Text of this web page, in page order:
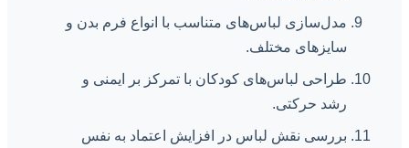
مدل‌سازی لباس‌های متناسب با انواع فرم بدن و
سایزهای مختلف.
طراحی لباس‌های کودکان با تمرکز بر ایمنی و
رشد حرکتی.
بررسی نقش لباس در افزایش اعتماد به نفس